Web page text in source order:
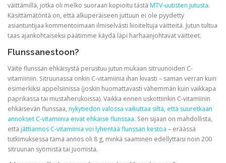
väittämillä, jotka oli melko suoraan kopioitu tästä MTV-uutisten jutusta.
Käsittämätöntä on, että alkuperäiseen juttuun ei ole pyydetty
asiantuntijaa kommentoimaan ilmiselvästi liioiteltuja väitteitä. Jutun tultua
taas ajankohtaiseksi päätimme käydä läpi harhaanjohtavat väitteet.
Flunssanestoon?
Väite flunssan ehkäisystä perustuu jutun mukaan sitruunoiden C-
vitamiiniin. Sitruunassa onkin C-vitamiinia ihan kivasti – saman verran kuin
esimerkiksi appelsiinissa (joskin huomattavasti vähemmän kuin vaikkapa
paprikassa tai mustaherukoissa). Vaikka ennen uskottiinkin C-vitamiinin
ehkäisevän flunssaa, nykytiedon valossa vaikuttaa siltä, että suuretkaan
annokset C-vitamiinia eivät ehkäise flunssaa. Sen sijaan on mahdollista,
että jättiannos C-vitamiinia voi lyhentää flunssan kestoa – eräässä
tutkimuksessa tämä annos oli 8 g, minkä saaminen edellyttäisi noin 200
sitruunan syömistä tai juomista.